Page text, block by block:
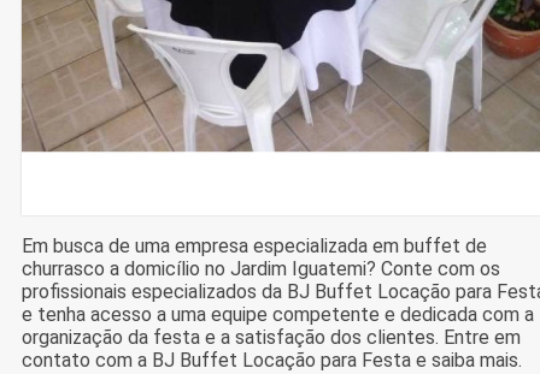
Em busca de uma empresa especializada em buffet de
churrasco a domicílio no Jardim Iguatemi? Conte com os
profissionais especializados da BJ Buffet Locação para
e tenha acesso a uma equipe competente e dedicada com a
organização da festa e a satisfação dos clientes. Entre em
contato com a BJ Buffet Locação para Festa e saiba mais.